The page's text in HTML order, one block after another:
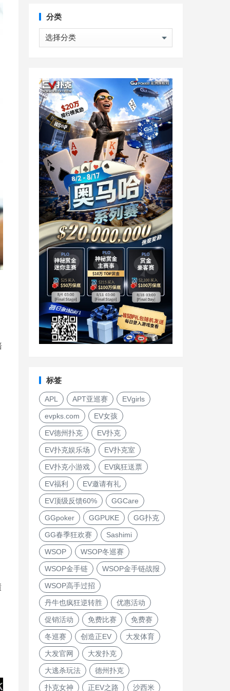
分类
分
类
标签
APL APT亚巡赛 EVgirls
evpks.com EV女孩
EV德州扑克 EV扑克
EV扑克娱乐场 EV扑克室
EV扑克小游戏 EV疯狂送票
EV福利 EV邀请有礼
EV顶级反馈60% GGCare
GGpoker GGPUKE GG扑克
GG春季狂欢赛 Sashimi
WSOP WSOP冬巡赛
WSOP金手链 WSOP金手链战报
WSOP高手过招
丹牛也疯狂逆转胜 优惠活动
促销活动 免费比赛 免费赛
冬巡赛 创造正EV 大发体育
大发官网 大发扑克
大逃杀玩法 德州扑克
扑克女神 正EV之路 沙西米